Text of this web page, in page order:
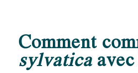
Comment
sylvatica